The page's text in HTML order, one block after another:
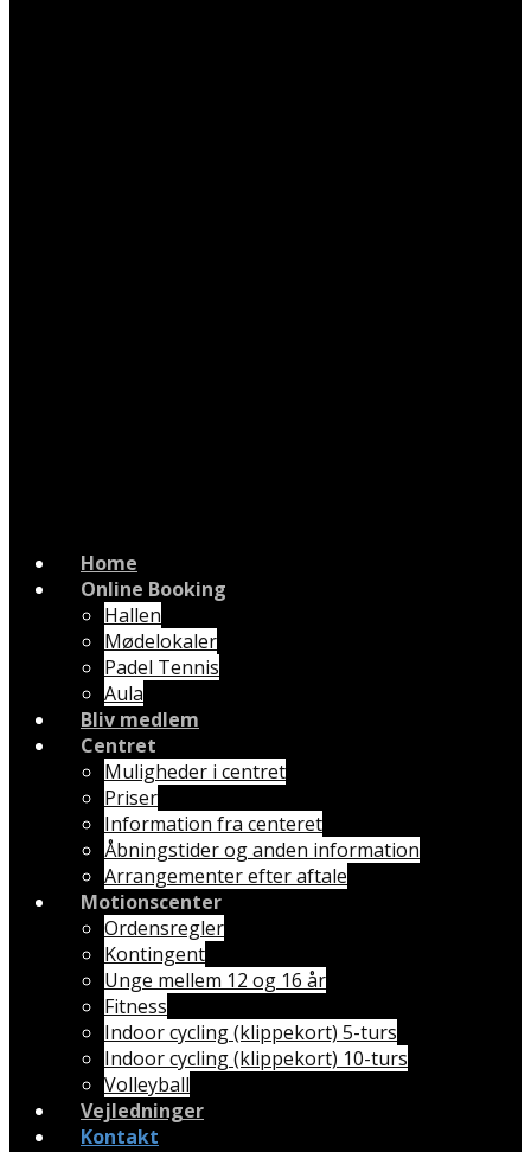
Home
Online Booking
Hallen
Mødelokaler
Padel Tennis
Aula
Bliv medlem
Centret
Muligheder i centret
Priser
Information fra centeret
Åbningstider og anden information
Arrangementer efter aftale
Motionscenter
Ordensregler
Kontingent
Unge mellem 12 og 16 år
Fitness
Indoor cycling (klippekort) 5-turs
Indoor cycling (klippekort) 10-turs
Volleyball
Vejledninger
Kontakt